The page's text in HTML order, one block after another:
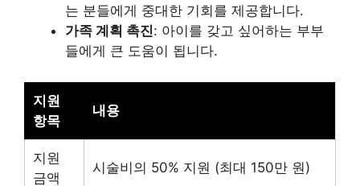
는 분들에게 중대한 기회를 제공합니다.
가족 계획 촉진: 아이를 갖고 싶어하는 부부
들에게 큰 도움이 됩니다.
지원
항목
내용
지원
금액
시술비의 50% 지원 (최대 150만 원)